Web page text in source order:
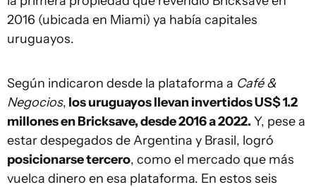
2016 (ubicada en Miami) ya había capitales
uruguayos.
Según indicaron desde la plataforma a Café &
Negocios, los uruguayos llevan invertidos US$ 1.2
millones en Bricksave, desde 2016 a 2022. Y, pese a
estar despegados de Argentina y Brasil, logró
posicionarse tercero, como el mercado que más
vuelca dinero en esa plataforma. En estos seis